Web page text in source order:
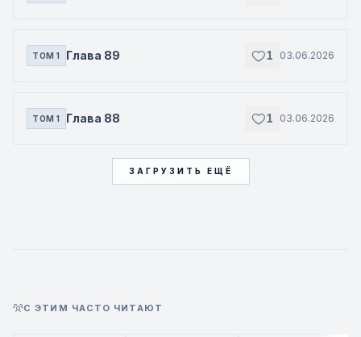
ТОМ 1 Глава 89 1 03.06.2026
ТОМ 1 Глава 88 1 03.06.2026
ЗАГРУЗИТЬ ЕЩЁ
С ЭТИМ ЧАСТО ЧИТАЮТ